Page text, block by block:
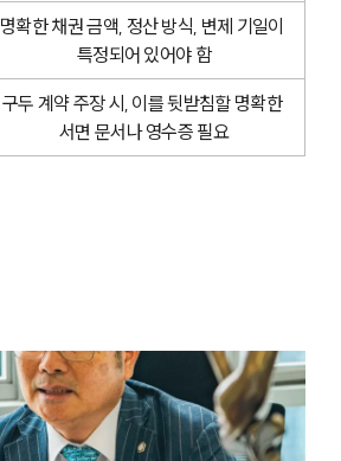
명확한 채권 금액, 정산 방식, 변제 기일이
특정되어 있어야 함
구두 계약 주장 시, 이를 뒷받침할 명확한
서면 문서나 영수증 필요